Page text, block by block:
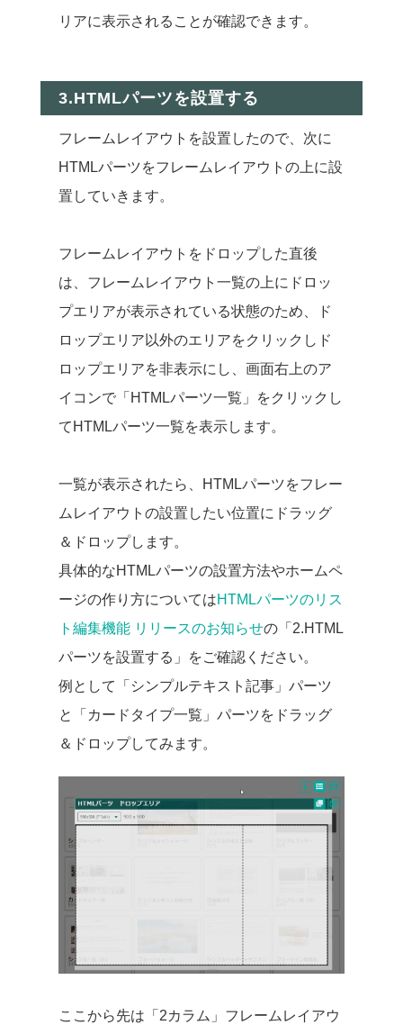
リアに表示されることが確認できます。
3.HTMLパーツを設置する
フレームレイアウトを設置したので、次に
HTMLパーツをフレームレイアウトの上に設
置していきます。
フレームレイアウトをドロップした直後
は、フレームレイアウト一覧の上にドロッ
プエリアが表示されている状態のため、ド
ロップエリア以外のエリアをクリックしド
ロップエリアを非表示にし、画面右上のア
イコンで「HTMLパーツ一覧」をクリックし
てHTMLパーツ一覧を表示します。
一覧が表示されたら、HTMLパーツをフレー
ムレイアウトの設置したい位置にドラッグ
＆ドロップします。
具体的なHTMLパーツの設置方法やホームペ
ージの作り方についてはHTMLパーツのリス
ト編集機能 リリースのお知らせの「2.HTML
パーツを設置する」をご確認ください。
例として「シンプルテキスト記事」パーツ
と「カードタイプ一覧」パーツをドラッグ
＆ドロップしてみます。
ここから先は「2カラム」フレームレイアウ